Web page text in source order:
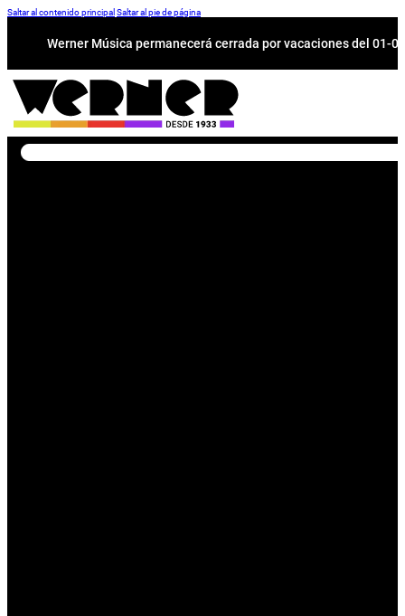
Saltar al contenido principal Saltar al pie de página
Werner Música permanecerá cerrada por vacaciones del 01-
Buscar